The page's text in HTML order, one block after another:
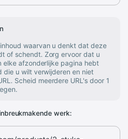
waarvan u denkt dat deze
of schendt. Zorg ervoor dat u
elke afzonderlijke pagina hebt
die u wilt verwijderen en niet
Scheid meerdere URL's door 1
werk: